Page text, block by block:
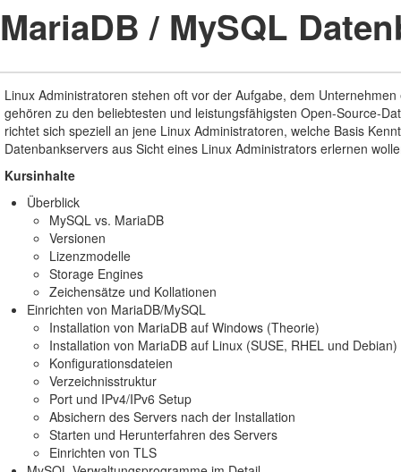
MariaDB / MySQL
Linux Administratoren stehen oft vor der Aufgabe, dem
gehören zu den beliebtesten und leistungsfähigsten Open-Source-
richtet sich speziell an jene Linux Administratoren, welche Basis
Datenbankservers aus Sicht eines Linux Administrators erlernen
Kursinhalte
Überblick
MySQL vs. MariaDB
Versionen
Lizenzmodelle
Storage Engines
Zeichensätze und Kollationen
Einrichten von MariaDB/MySQL
Installation von MariaDB auf Windows (Theorie)
Installation von MariaDB auf Linux (SUSE, RHEL und Debian)
Konfigurationsdateien
Verzeichnisstruktur
Port und IPv4/IPv6 Setup
Absichern des Servers nach der Installation
Starten und Herunterfahren des Servers
Einrichten von TLS